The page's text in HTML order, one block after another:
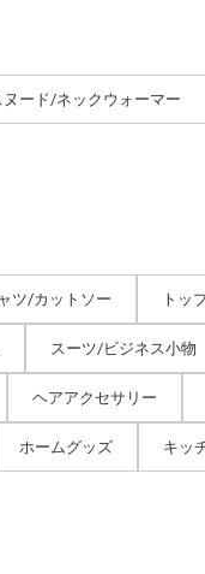
ヌード/ネックウォーマー
ツ/カットソー トッ
スーツ/ビジネス小物
ヘアアクセサリー
ホームグッズ キッ